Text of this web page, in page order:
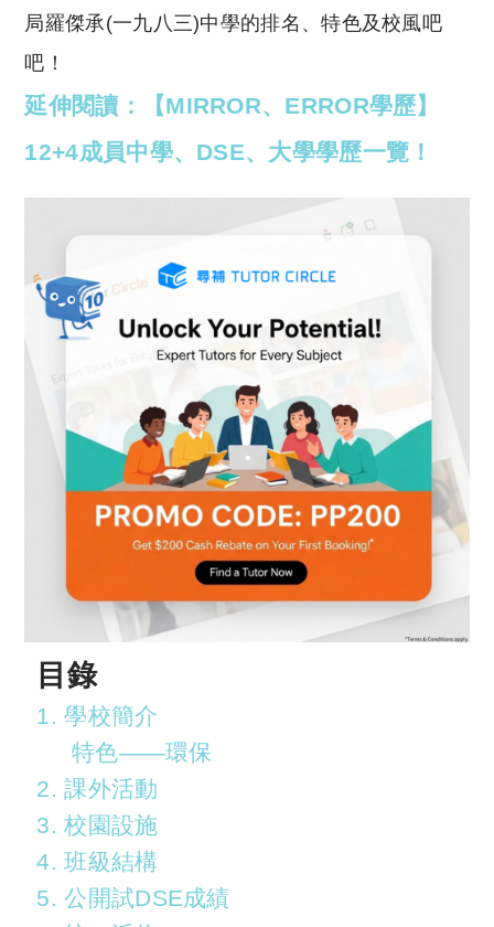
局羅傑承(一九八三)中學的排名、特色及校風吧
吧！
延伸閱讀：【MIRROR、ERROR學歷】
12+4成員中學、DSE、大學學歷一覽！
目錄
1. 學校簡介
特色——環保
2. 課外活動
3. 校園設施
4. 班級結構
5. 公開試DSE成績